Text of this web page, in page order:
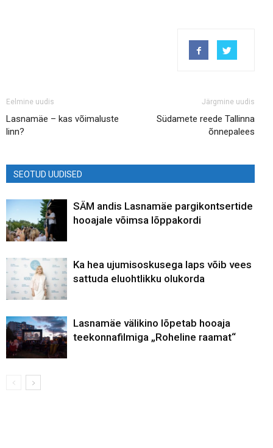
Eelmine uudis
Lasnamäe – kas võimaluste
linn?
Järgmine uudis
Südamete reede Tallinna
õnnepalees
SEOTUD UUDISED
SÄM andis Lasnamäe pargikontsertide
hooajale võimsa lõppakordi
Ka hea ujumisoskusega laps võib vees
sattuda eluohtlikku olukorda
Lasnamäe välikino lõpetab hooaja
teekonnafilmiga „Roheline raamat“